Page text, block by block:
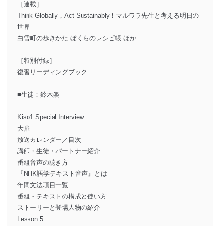
［連載］
Think Globally，Act Sustainably！マルワラ先生と考える明日の
世界
白雪町の歩きかた ぼくらのレシピ帳 ほか
［特別付録］
復習リーディングブック
■生徒：鈴木楽
Kiso1 Special Interview
大扉
放送カレンダー／目次
講師・生徒・パートナー紹介
番組音声の聴き方
『NHK語学テキスト音声』とは
年間文法項目一覧
番組・テキストの構成と使い方
ストーリーと登場人物の紹介
Lesson 5